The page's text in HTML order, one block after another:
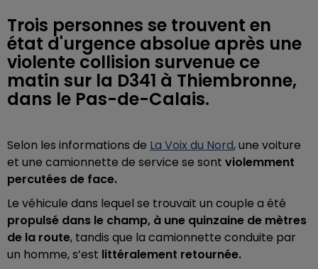
Trois personnes se trouvent en
état d'urgence absolue après une
violente collision survenue ce
matin sur la D341 à Thiembronne,
dans le Pas-de-Calais.
Selon les informations de La Voix du Nord, une voiture
et une camionnette de service se sont violemment
percutées de face.
Le véhicule dans lequel se trouvait un couple a été
propulsé dans le champ, à une quinzaine de mètres
de la route, tandis que la camionnette conduite par
un homme, s’est littéralement retournée.